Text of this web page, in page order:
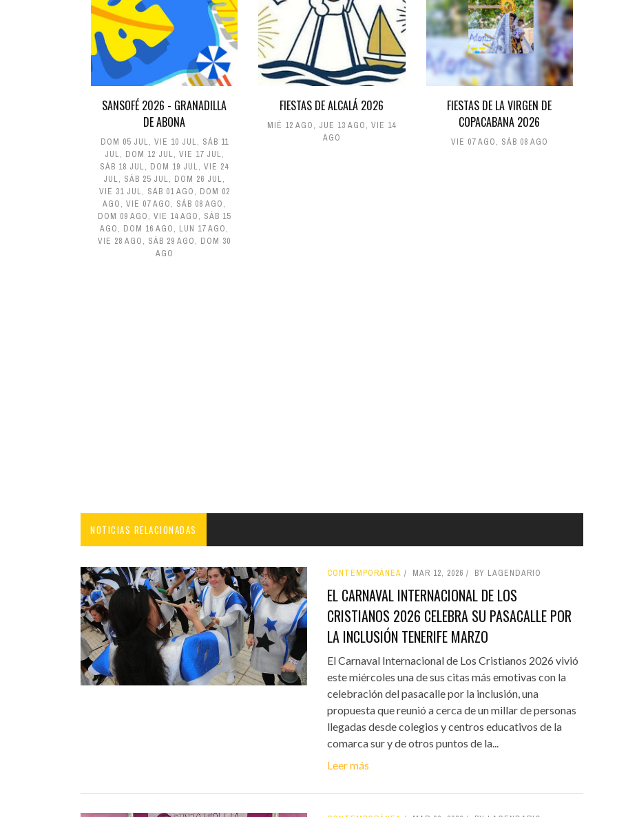
SANSOFÉ 2026 - GRANADILLA
DE ABONA
DOM 05 JUL, VIE 10 JUL, SÁB 11
JUL, DOM 12 JUL, VIE 17 JUL,
SÁB 18 JUL, DOM 19 JUL,VIE 24
JUL, SÁB 25 JUL, DOM 26 JUL,
VIE 31 JUL, SÁB 01 AGO, DOM 02
AGO,VIE 07 AGO, SÁB 08 AGO,
DOM 09 AGO,VIE 14 AGO, SÁB 15
AGO, DOM 16 AGO, LUN 17 AGO,
VIE 28 AGO, SÁB 29 AGO, DOM 30
AGO
FIESTAS DE ALCALÁ 2026
MIÉ 12 AGO, JUE 13 AGO,VIE 14
AGO
FIESTAS DE LA VIRGEN DE
COPACABANA 2026
VIE 07 AGO, SÁB 08 AGO
NOTICIAS RELACIONADAS
CONTEMPORÁNEA MAR 12, 2026 BY LAGENDARIO
EL CARNAVAL INTERNACIONAL DE LOS
CRISTIANOS 2026 CELEBRA SU PASACALLE POR
LA INCLUSIÓN TENERIFE MARZO
El Carnaval Internacional de Los Cristianos 2026 vivió
este miércoles una de sus citas más emotivas con la
celebración del pasacalle por la inclusión, una
propuesta que reunió a cerca de un millar de personas
llegadas desde colegios y centros educativos de la
comarca sur y de otros puntos de la...
Leer más